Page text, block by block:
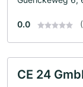
0.0
CE 24